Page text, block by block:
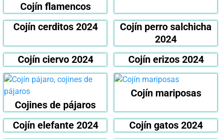
Cojín flamencos
Cojín cerditos 2024
Cojín perro salchicha
2024
Cojín ciervo 2024
Cojín erizos 2024
Cojines de pájaros
Cojín mariposas
Cojín elefante 2024 Cojín gatos 2024